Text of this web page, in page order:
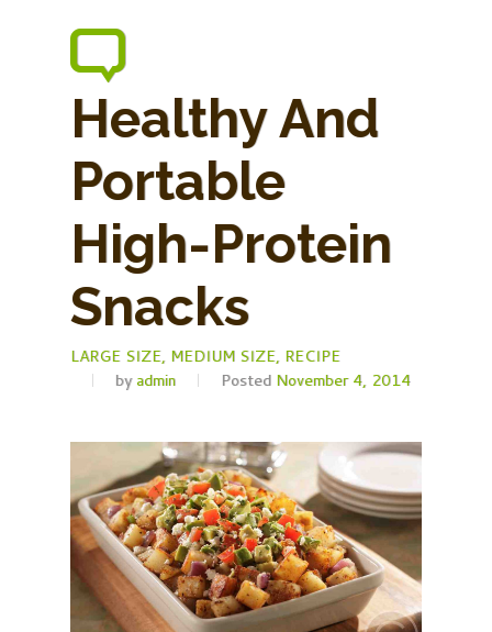
Healthy And
Portable
High-Protein
Snacks
LARGE SIZE, MEDIUM SIZE, RECIPE
by admin Posted November 4, 2014